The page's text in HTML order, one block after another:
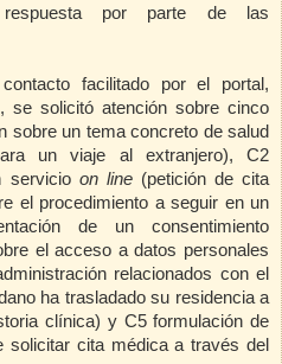
por parte de las
facilitado por el portal,
se solicitó atención sobre cinco
sobre un tema concreto de salud
un viaje al extranjero), C2
servicio on line(petición de cita
el procedimiento a seguir en un
de un consentimiento
el acceso a datos personales
relacionados con el
ha trasladado su residencia a
clínica) y C5 formulación de
solicitar cita médica a través del